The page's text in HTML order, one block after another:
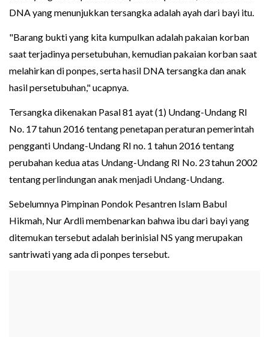
DNA yang menunjukkan tersangka adalah ayah dari bayi itu.
"Barang bukti yang kita kumpulkan adalah pakaian korban
saat terjadinya persetubuhan, kemudian pakaian korban saat
melahirkan di ponpes, serta hasil DNA tersangka dan anak
hasil persetubuhan," ucapnya.
Tersangka dikenakan Pasal 81 ayat (1) Undang-Undang RI
No. 17 tahun 2016 tentang penetapan peraturan pemerintah
pengganti Undang-Undang RI no. 1 tahun 2016 tentang
perubahan kedua atas Undang-Undang RI No. 23 tahun 2002
tentang perlindungan anak menjadi Undang-Undang.
Sebelumnya Pimpinan Pondok Pesantren Islam Babul
Hikmah, Nur Ardli membenarkan bahwa ibu dari bayi yang
ditemukan tersebut adalah berinisial NS yang merupakan
santriwati yang ada di ponpes tersebut.